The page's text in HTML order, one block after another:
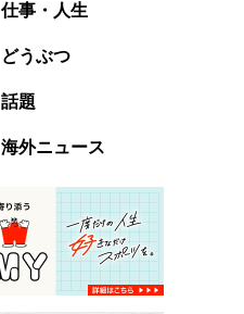
仕事・人生
どうぶつ
話題
海外ニュース